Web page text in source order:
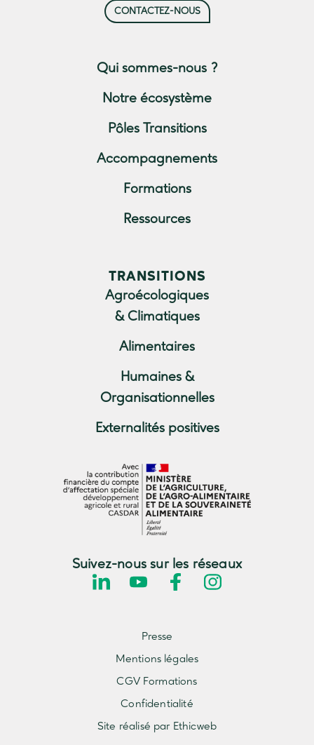
CONTACTEZ-NOUS
Qui sommes-nous ?
Notre écosystème
Pôles Transitions
Accompagnements
Formations
Ressources
TRANSITIONS
Agroécologiques
& Climatiques
Alimentaires
Humaines &
Organisationnelles
Externalités positives
Suivez-nous sur les réseaux
Presse
Mentions légales
CGV Formations
Confidentialité
Site réalisé par Ethicweb